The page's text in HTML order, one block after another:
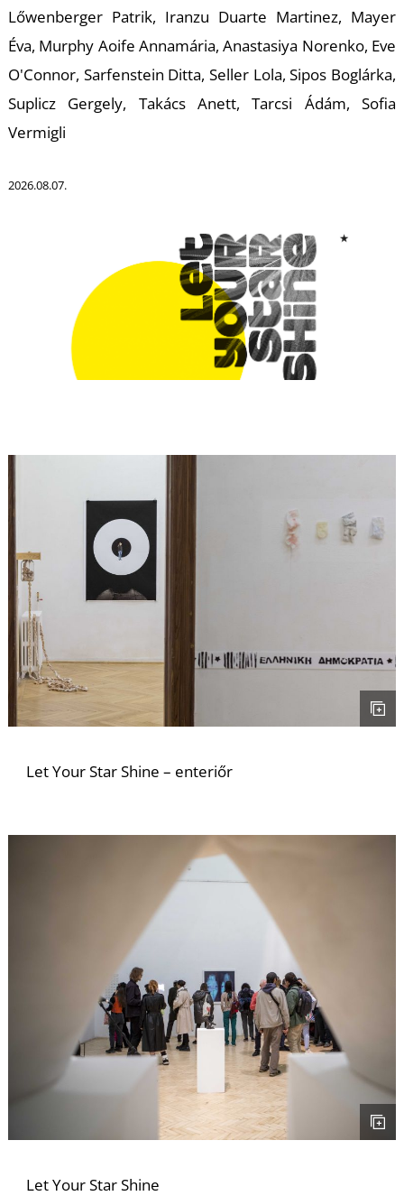
Let Your Star Shine – enteriőr
Let Your Star Shine
Lőwenberger Patrik, Iranzu Duarte Martinez, Mayer
Éva, Murphy Aoife Annamária, Anastasiya Norenko, Eve
O'Connor, Sarfenstein Ditta, Seller Lola, Sipos Boglárka,
Suplicz Gergely, Takács Anett, Tarcsi Ádám, Sofia
Vermigli
2026.08.07.